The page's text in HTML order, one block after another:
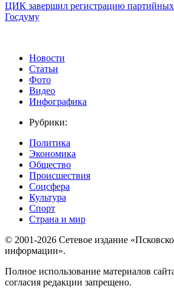
ЦИК завершил регистрацию партийных
Госдуму
Новости
Статьи
Фото
Видео
Инфографика
Рубрики:
Политика
Экономика
Общество
Происшествия
Соцсфера
Культура
Спорт
Страна и мир
© 2001-2026 Сетевое издание
информации».
Полное использование материалов
согласия редакции запрещено.